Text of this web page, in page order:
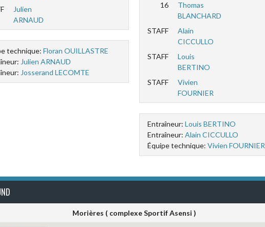
Julien
ARNAUD
technique: Floran OUILLASTRE
Julien ARNAUD
Josserand LECOMTE
16
Thomas
BLANCHARD
STAFF
Alain
CICCULLO
STAFF
Louis
BERTINO
STAFF
Vivien
FOURNIER
Entraîneur: Louis BERTINO
Entraîneur: Alain CICCULLO
Équipe technique: Vivien FOURNIER
Morières ( complexe Sportif Asensi )